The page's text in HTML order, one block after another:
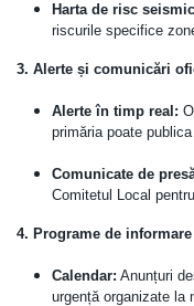
Harta de risc
riscurile specifice
3. Alerte și comunicări
Alerte în timp real:
primăria poate
Comunicate de
Comitetul Local
4. Programe de
Calendar: Anunțuri
urgență organizate la